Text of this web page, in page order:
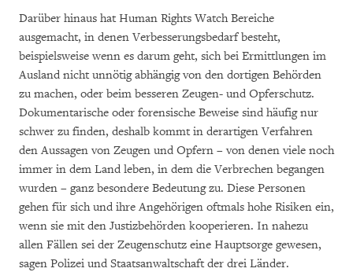
Darüber hinaus hat Human Rights Watch Bereiche
ausgemacht, in denen Verbesserungsbedarf besteht,
beispielsweise wenn es darum geht, sich bei Ermittlungen im
Ausland nicht unnötig abhängig von den dortigen Behörden
zu machen, oder beim besseren Zeugen- und Opferschutz.
Dokumentarische oder forensische Beweise sind häufig nur
schwer zu finden, deshalb kommt in derartigen Verfahren
den Aussagen von Zeugen und Opfern – von denen viele noch
immer in dem Land leben, in dem die Verbrechen begangen
wurden – ganz besondere Bedeutung zu. Diese Personen
gehen für sich und ihre Angehörigen oftmals hohe Risiken ein,
wenn sie mit den Justizbehörden kooperieren. In nahezu
allen Fällen sei der Zeugenschutz eine Hauptsorge gewesen,
sagen Polizei und Staatsanwaltschaft der drei Länder.